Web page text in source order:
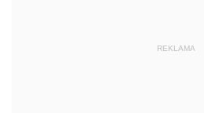
REKLAMA